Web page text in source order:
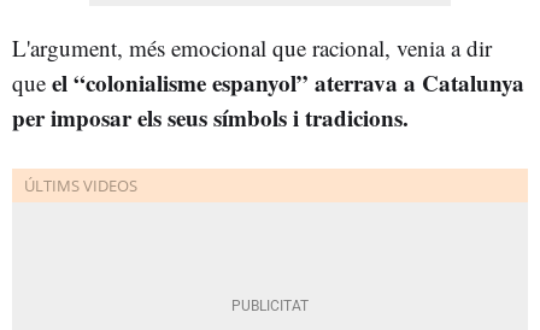
L'argument, més emocional que racional, venia a dir
que el “colonialisme espanyol” aterrava a Catalunya
per imposar els seus símbols i tradicions.